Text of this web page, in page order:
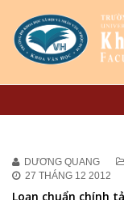
DƯƠNG QUANG
27 THÁNG 12 2012
Loạn chuẩn chính